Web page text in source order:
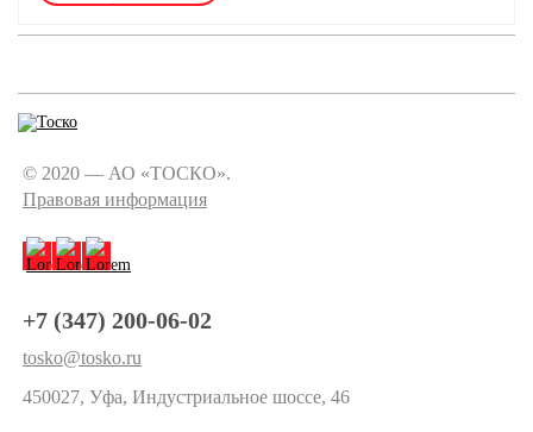
© 2020 — АО «ТОСКО».
Правовая информация
+7 (347) 200-06-02
tosko@tosko.ru
450027, Уфа, Индустриальное шоссе, 46